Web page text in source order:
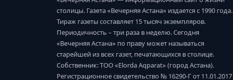
столицы. Газета «Вечерняя Астана» издается с 1990 года.
Тираж газеты составляет 15 тысяч экземпляров.
Периодичность – три раза в неделю. Сегодня
«Вечерняя Астана» по праву может называться
старейшей из всех газет, печатающихся в столице.
Собственник: ТОО «Elorda Aqparat» (город Астана).
Регистрационное свидетельство № 16290-Г от 11.01.2017